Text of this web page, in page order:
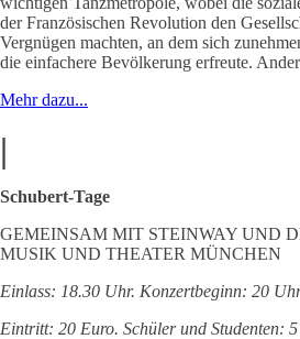
der Französischen Revolution den
Vergnügen machten, an dem sich
die einfachere Bevölkerung erfreute.
Mehr dazu...
|
Schubert-Tage
GEMEINSAM MIT STEINWAY UND
MUSIK UND THEATER MÜNCHEN
Einlass: 18.30 Uhr. Konzertbeginn: 20
Eintritt: 20 Euro. Schüler und Studenten: